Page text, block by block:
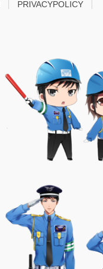
PRIVACYPOLICY